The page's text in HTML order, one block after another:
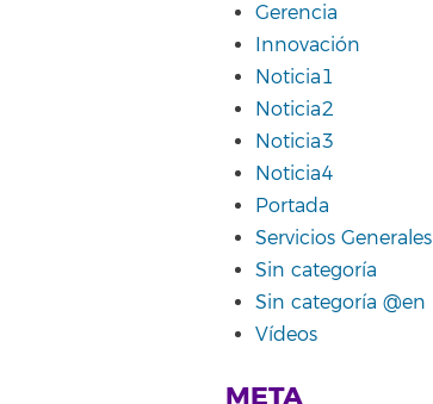
Gerencia
Innovación
Noticia1
Noticia2
Noticia3
Noticia4
Portada
Servicios Generales
Sin categoría
Sin categoría @en
Vídeos
META